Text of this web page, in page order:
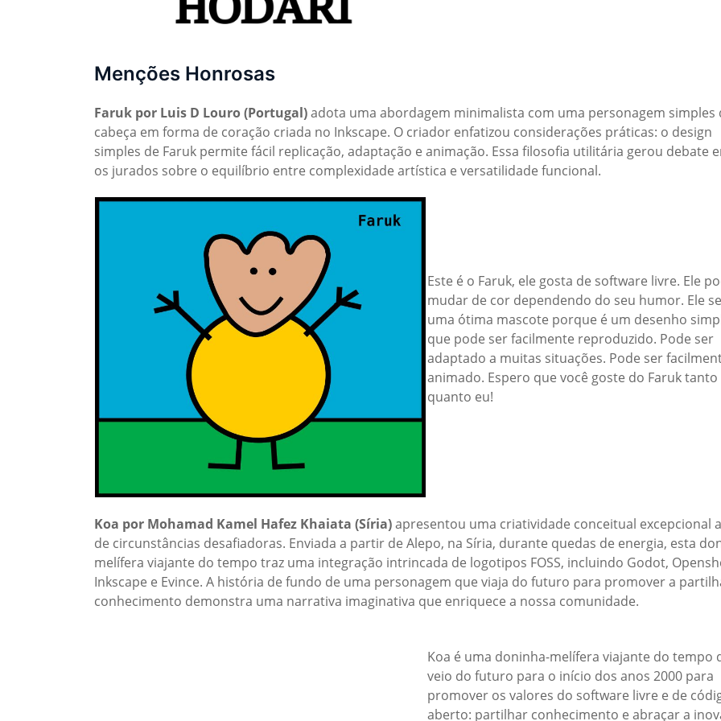
Menções Honrosas
Faruk por Luis D Louro(Portugal)adota uma abordagem minimalista com uma personagem simples
cabeça em forma de coração criada no Inkscape. O criador enfatizou considerações práticas: o design
simples de Faruk permite fácil replicação, adaptação e animação. Essa filosofia utilitária gerou debate
os jurados sobre o equilíbrio entre complexidade artística e versatilidade funcional.
Este é o Faruk, ele gosta de software livre. Ele
mudar de cor dependendo do seu humor. Ele
uma ótima mascote porque é um desenho
que pode ser facilmente reproduzido. Pode ser
adaptado a muitas situações. Pode ser
animado. Espero que você goste do Faruk tanto
quanto eu!
Koa por Mohamad Kamel Hafez Khaiata (Síria)apresentou uma criatividade conceitual excepcional
de circunstâncias desafiadoras. Enviada a partir de Alepo, na Síria, durante quedas de energia, esta
melífera viajante do tempo traz uma integração intrincada de logotipos FOSS, incluindo Godot,
Inkscape e Evince. A história de fundo de uma personagem que viaja do futuro para promover a
conhecimento demonstra uma narrativa imaginativa que enriquece a nossa comunidade.
Koa é uma doninha-melífera viajante do tempo
veio do futuro para o início dos anos 2000 para
promover os valores do software livre e de
aberto: partilhar conhecimento e abraçar a